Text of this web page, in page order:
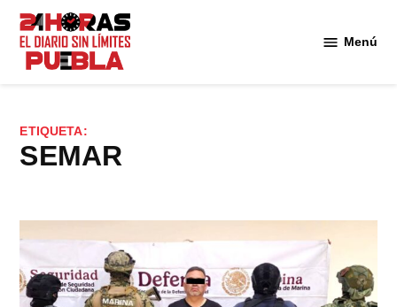
Saltar
contenido
Menú
ETIQUETA:
SEMAR